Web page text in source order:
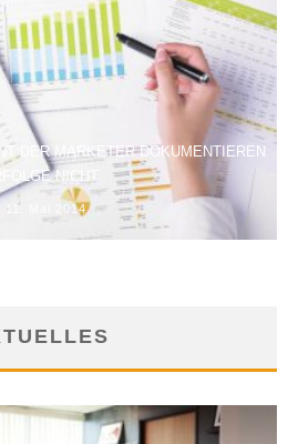
DER MARKETER DOKUMENTIEREN
NICHT
11. Mai 2014